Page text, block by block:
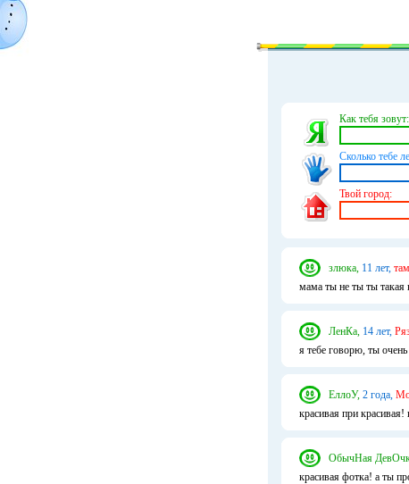
Как тебя зовут:
Сколько тебе
Твой город:
злюка, 11 лет,
мама ты не ты ты такая
ЛенКа, 14 лет,
я тебе говорю, ты очень
ЕллоУ, 2 года,
красивая при
ОбычНая
красивая фотка! а ты